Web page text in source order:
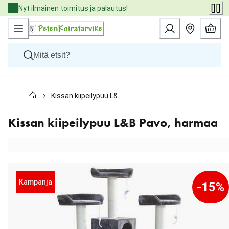
Skip
to
Content
Nyt ilmainen toimitus ja palautus!
Kissat
Eläinlääkäriruoat
Tuotemerkit
Kissan kiipeilypuu L&B Pavo, harmaa
Kissan kiipeilypuu L&B Pavo, harmaa
Kampanja -15%